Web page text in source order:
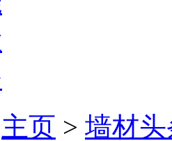
主页 > 墙材